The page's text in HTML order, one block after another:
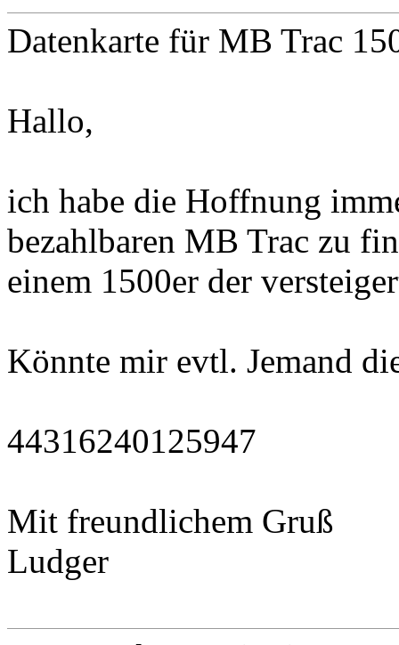
Datenkarte für MB Trac
Hallo,
ich habe die Hoffnung
bezahlbaren MB Trac zu
einem 1500er der
Könnte mir evtl. Jemand
44316240125947
Mit freundlichem Gruß
Ludger